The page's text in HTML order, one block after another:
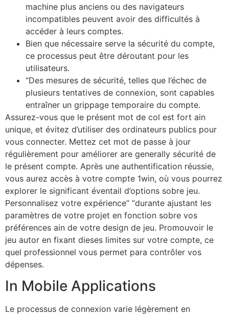
machine plus anciens ou des navigateurs
incompatibles peuvent avoir des difficultés à
accéder à leurs comptes.
Bien que nécessaire serve la sécurité du compte,
ce processus peut être déroutant pour les
utilisateurs.
“Des mesures de sécurité, telles que l’échec de
plusieurs tentatives de connexion, sont capables
entraîner un grippage temporaire du compte.
Assurez-vous que le présent mot de col est fort ain
unique, et évitez d’utiliser des ordinateurs publics pour
vous connecter. Mettez cet mot de passe à jour
régulièrement pour améliorer are generally sécurité de
le présent compte. Après une authentification réussie,
vous aurez accès à votre compte 1win, où vous pourrez
explorer le significant éventail d’options sobre jeu.
Personnalisez votre expérience” “durante ajustant les
paramètres de votre projet en fonction sobre vos
préférences ain de votre design de jeu. Promouvoir le
jeu autor en fixant dieses limites sur votre compte, ce
quel professionnel vous permet para contrôler vos
dépenses.
In Mobile Applications
Le processus de connexion varie légèrement en